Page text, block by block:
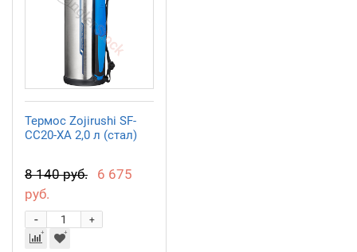
Термос Zojirushi SF-
CC20-XA 2,0 л (стал)
8 140 руб.
6 675
руб.
+
-